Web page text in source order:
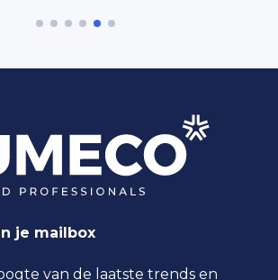
je mailbox
van de laatste trends en